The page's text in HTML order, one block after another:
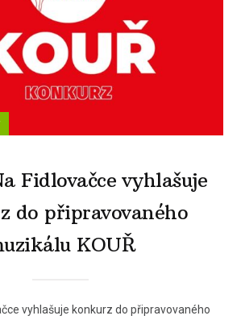
Fidlovačce vyhlašuje
do připravovaného
KOUŘ
vyhlašuje konkurz do připravovaného